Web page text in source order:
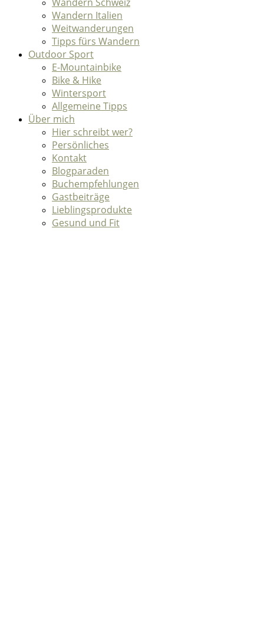
Wandern Italien
Weitwanderungen
Tipps fürs Wandern
Outdoor Sport
E-Mountainbike
Bike & Hike
Wintersport
Allgemeine Tipps
Über mich
Hier schreibt wer?
Persönliches
Kontakt
Blogparaden
Buchempfehlungen
Gastbeiträge
Lieblingsprodukte
Gesund und Fit